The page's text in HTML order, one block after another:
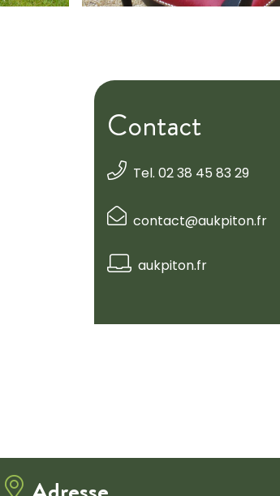
Contact
Tel. 02 38 45 83 29
contact@aukpiton.fr
aukpiton.fr